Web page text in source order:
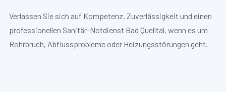
Verlassen Sie sich auf Kompetenz, Zuverlässigkeit und einen
professionellen Sanitär-Notdienst Bad Quelltal, wenn es um
Rohrbruch, Abflussprobleme oder Heizungsstörungen geht.